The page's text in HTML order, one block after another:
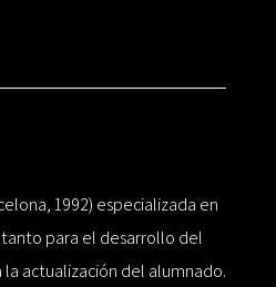
1992) especializada en
para el desarrollo del
actualización del alumnado.